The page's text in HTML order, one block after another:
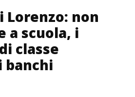
Lorenzo: non
a scuola, i
classe
banchi